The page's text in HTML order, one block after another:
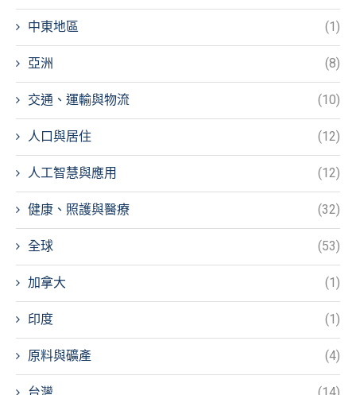
中東地區 (1)
亞洲 (8)
交通、運輸與物流 (10)
人口與居住 (12)
人工智慧與應用 (12)
健康、照護與醫療 (32)
全球 (53)
加拿大 (1)
印度 (1)
原料與礦產 (4)